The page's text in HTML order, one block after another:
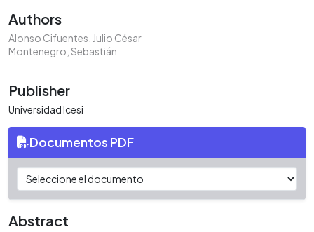
Authors
Alonso Cifuentes, Julio César
Montenegro, Sebastián
Publisher
Universidad Icesi
Documentos PDF
Abstract